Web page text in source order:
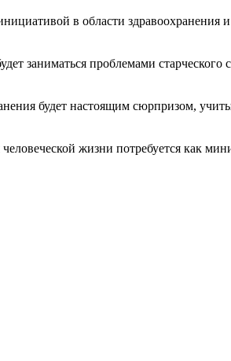
в области
заниматься проблемами
будет настоящим сюрпризом,
жизни потребуется как